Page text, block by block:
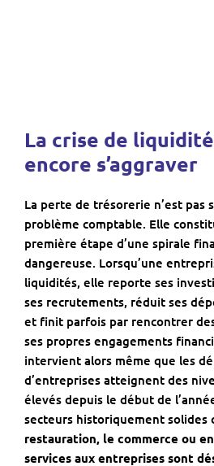
La crise de
encore s’aggraver
La perte de trésorerie n’est pas
problème comptable. Elle
première étape d’une spirale
dangereuse. Lorsqu’une
liquidités, elle reporte ses
ses recrutements, réduit ses
et finit parfois par rencontrer
ses propres engagements
intervient alors même que les
d’entreprises atteignent des
élevés depuis le début de
secteurs historiquement solides
restauration, le commerce ou
services aux entreprises sont